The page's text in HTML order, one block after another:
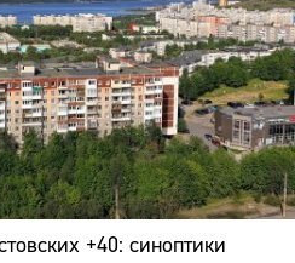
+40: синоптики